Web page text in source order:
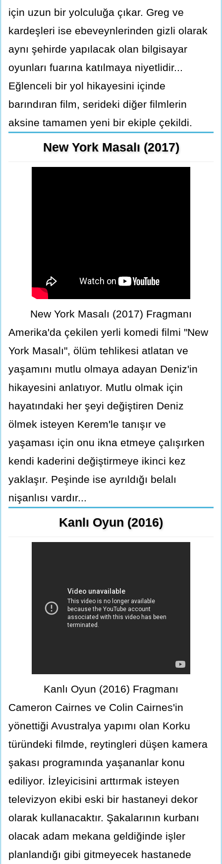
için uzun bir yolculuğa çıkar. Greg ve
kardeşleri ise ebeveynlerinden gizli olarak
aynı şehirde yapılacak olan bilgisayar
oyunları fuarına katılmaya niyetlidir...
Eğlenceli bir yol hikayesini içinde
barındıran film, serideki diğer filmlerin
aksine tamamen yeni bir ekiple çekildi.
New York Masalı (2017)
New York Masalı (2017) Fragmanı
Amerika'da çekilen yerli komedi filmi "New
York Masalı", ölüm tehlikesi atlatan ve
yaşamını mutlu olmaya adayan Deniz'in
hikayesini anlatıyor. Mutlu olmak için
hayatındaki her şeyi değiştiren Deniz
ölmek isteyen Kerem'le tanışır ve
yaşaması için onu ikna etmeye çalışırken
kendi kaderini değiştirmeye ikinci kez
yaklaşır. Peşinde ise ayrıldığı belalı
nişanlısı vardır...
Kanlı Oyun (2016)
Kanlı Oyun (2016) Fragmanı
Cameron Cairnes ve Colin Cairnes'in
yönettiği Avustralya yapımı olan Korku
türündeki filmde, reytingleri düşen kamera
şakası programında yaşananlar konu
ediliyor. İzleyicisini arttırmak isteyen
televizyon ekibi eski bir hastaneyi dekor
olarak kullanacaktır. Şakalarının kurbanı
olacak adam mekana geldiğinde işler
planlandığı gibi gitmeyecek hastanede